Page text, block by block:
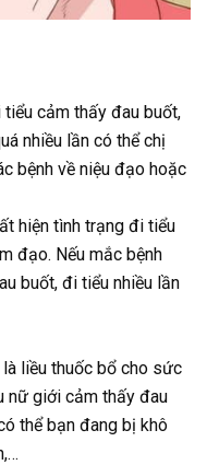
cảm thấy đau buốt,
nhiều lần có thể chị
bệnh về niệu đạo hoặc
hiện tình trạng đi tiểu
đạo. Nếu mắc bệnh
buốt, đi tiểu nhiều lần
là liều thuốc bổ cho sức
nữ giới cảm thấy đau
thể bạn đang bị khô